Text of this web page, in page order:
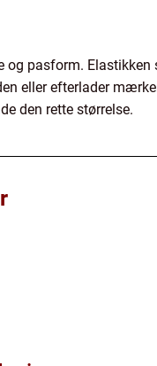
og pasform.
eller efterlader
den rette størrelse.